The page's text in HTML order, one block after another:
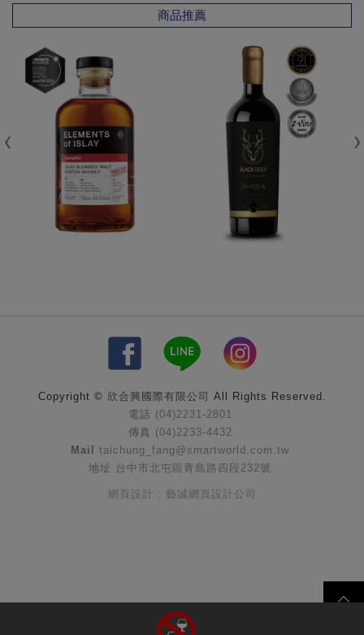
商品推薦
Copyright © 欣合興國際有限公司 All Rights Reserved.
電話 (04)2231-2801
傳真 (04)2233-4432
Mail taichung_fang@smartworld.com.tw
地址 台中市北屯區青島路四段232號
網頁設計 : 藝誠網頁設計公司